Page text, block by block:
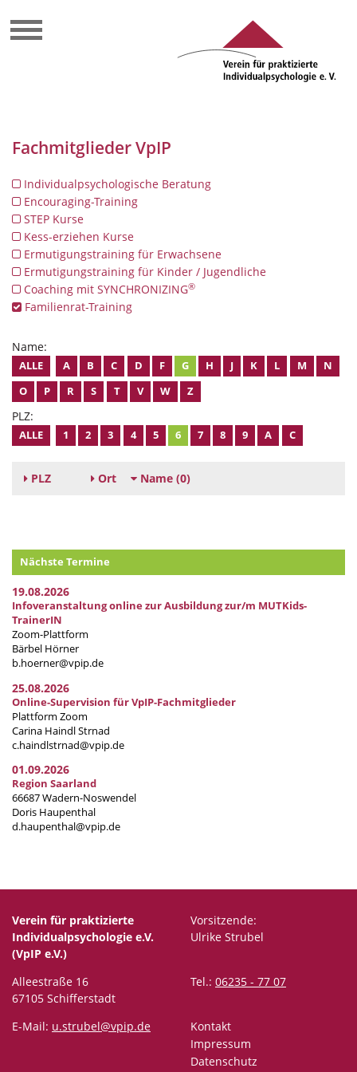
Fachmitglieder VpIP
Individualpsychologische Beratung
Encouraging-Training
STEP Kurse
Kess-erziehen Kurse
Ermutigungstraining für Erwachsene
Ermutigungstraining für Kinder / Jugendliche
Coaching mit SYNCHRONIZING®
Familienrat-Training
Name:
ALLE A B C D F G H J K L M
N
O
P R S T V W Z
PLZ:
ALLE 1 2 3 4 5 6 7 8 9 A C
PLZ Ort Name (0)
Nächste Termine
19.08.2026
Infoveranstaltung online zur Ausbildung zur/m MUTKids-
TrainerIN
Zoom-Plattform
Bärbel Hörner
b.hoerner@vpip.de
25.08.2026
Online-Supervision für VpIP-Fachmitglieder
Plattform Zoom
Carina Haindl Strnad
c.haindlstrnad@vpip.de
01.09.2026
Region Saarland
66687 Wadern-Noswendel
Doris Haupenthal
d.haupenthal@vpip.de
Verein für praktizierte
Individualpsychologie e.V.
(VpIP e.V.)
Vorsitzende:
Ulrike Strubel
Alleestraße 16
67105 Schifferstadt
Tel.: 06235 - 77 07
E-Mail: u.strubel@vpip.de
Kontakt
Impressum
Datenschutz